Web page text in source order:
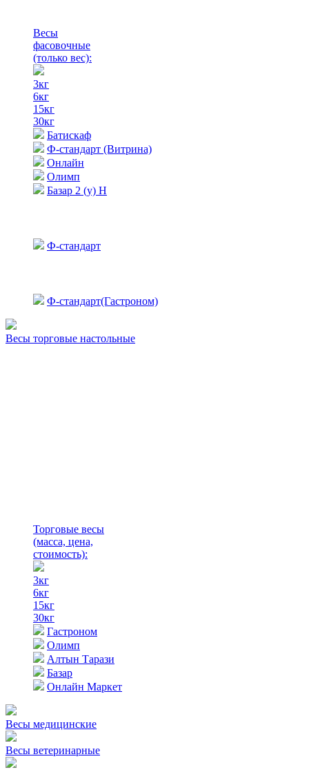
Весы
фасовочные
(только вес):
3кг
6кг
15кг
30кг
Батискаф
Ф-стандарт (Витрина)
Онлайн
Олимп
Базар 2 (у) Н
Ф-стандарт
Ф-стандарт(Гастроном)
Весы торговые настольные
Торговые весы
(масса, цена,
стоимость):
3кг
6кг
15кг
30кг
Гастроном
Олимп
Алтын Тарази
Базар
Онлайн Маркет
Весы медицинские
Весы ветеринарные